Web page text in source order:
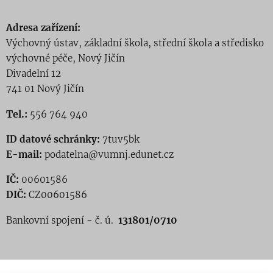
Adresa zařízení:
Výchovný ústav, základní škola, střední škola a středisko
výchovné péče, Nový Jičín
Divadelní 12
741 01 Nový Jičín
Tel.: 556 764 940
ID datové schránky: 7tuv5bk
E-mail: podatelna@vumnj.edunet.cz
IČ: 00601586
DIČ: CZ00601586
Bankovní spojení - č. ú. 131801/0710